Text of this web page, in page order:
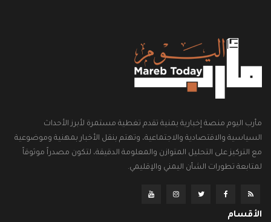
مأرب اليوم منصة إخبارية يمنية تقدم تغطية مستمرة لأبرز الأحداث
السياسية والاقتصادية والاجتماعية، وتهتم بنقل الأخبار بمهنية وموضوعية
مع التركيز على التحليل المتوازن والمعلومة الدقيقة، لتكون مصدراً موثوقاً
لمتابعة تطورات الشأن اليمني والإقليمي.
الأقسام